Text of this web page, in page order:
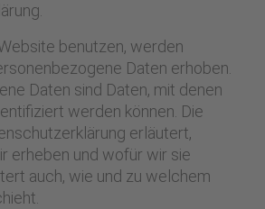
benutzen, werden
Daten erhoben.
Daten sind Daten, mit denen
werden können. Die
erläutert,
erheben und wofür wir sie
auch, wie und zu welchem